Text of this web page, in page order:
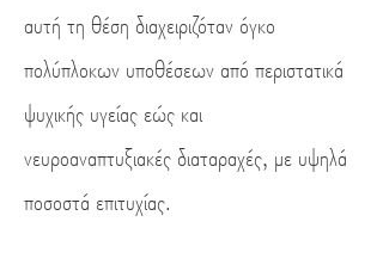
αυτή τη θέση διαχειριζόταν όγκο
πολύπλοκων υποθέσεων από περιστατικά
ψυχικής υγείας εώς και
νευροαναπτυξιακές διαταραχές, με υψηλά
ποσοστά επιτυχίας.